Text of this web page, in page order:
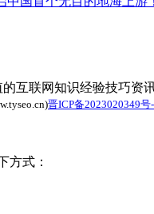
互联网知识经验技巧资
晋ICP备2023020349号
方式：